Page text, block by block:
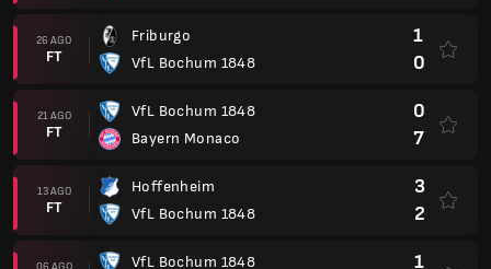
26 AGO
FT
Friburgo
VfL Bochum 1848
1
0
21 AGO
FT
VfL Bochum 1848
Bayern Monaco
0
7
13 AGO
FT
Hoffenheim
VfL Bochum 1848
3
2
06 AGO
VfL Bochum 1848
1